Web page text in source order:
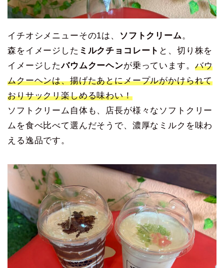
イチオシメニューその1は、 ソフトクリーム。
森をイメージした ミルクチョコレート と、切り株を
イメージしたバウムクーヘンが乗っています。 バウ
ムクーヘンは、揚げたあとにメープルがかけられて
おりサックリ楽しめる味わい！
ソフトクリーム自体も、店長が様々なソフトクリー
ムを食べ比べて選んだそうで、濃厚なミルクを味わ
える逸品です。